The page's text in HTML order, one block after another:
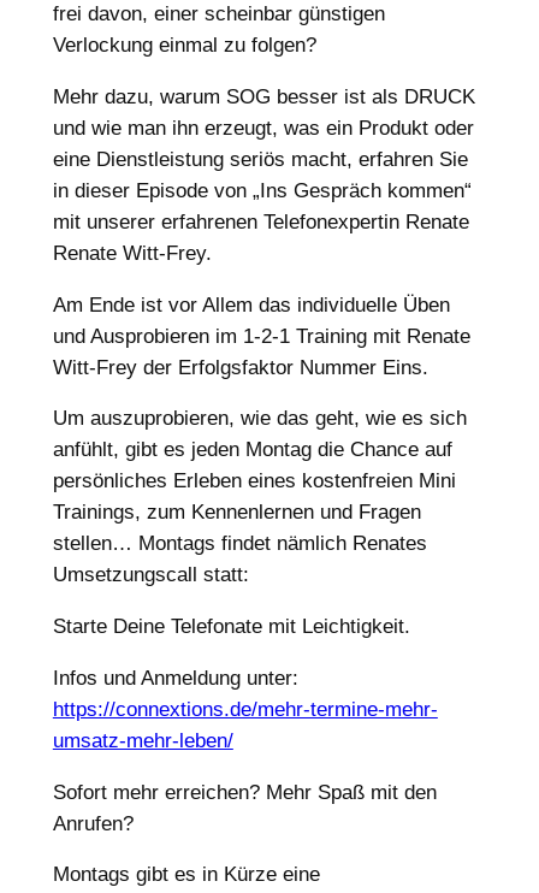
frei davon, einer scheinbar günstigen
Verlockung einmal zu folgen?
Mehr dazu, warum SOG besser ist als DRUCK
und wie man ihn erzeugt, was ein Produkt oder
eine Dienstleistung seriös macht, erfahren Sie
in dieser Episode von „Ins Gespräch kommen“
mit unserer erfahrenen Telefonexpertin Renate
Renate Witt-Frey.
Am Ende ist vor Allem das individuelle Üben
und Ausprobieren im 1-2-1 Training mit Renate
Witt-Frey der Erfolgsfaktor Nummer Eins.
Um auszuprobieren, wie das geht, wie es sich
anfühlt, gibt es jeden Montag die Chance auf
persönliches Erleben eines kostenfreien Mini
Trainings, zum Kennenlernen und Fragen
stellen… Montags findet nämlich Renates
Umsetzungscall statt:
Starte Deine Telefonate mit Leichtigkeit.
Infos und Anmeldung unter:
https://connextions.de/mehr-termine-mehr-
umsatz-mehr-leben/
Sofort mehr erreichen? Mehr Spaß mit den
Anrufen?
Montags gibt es in Kürze eine